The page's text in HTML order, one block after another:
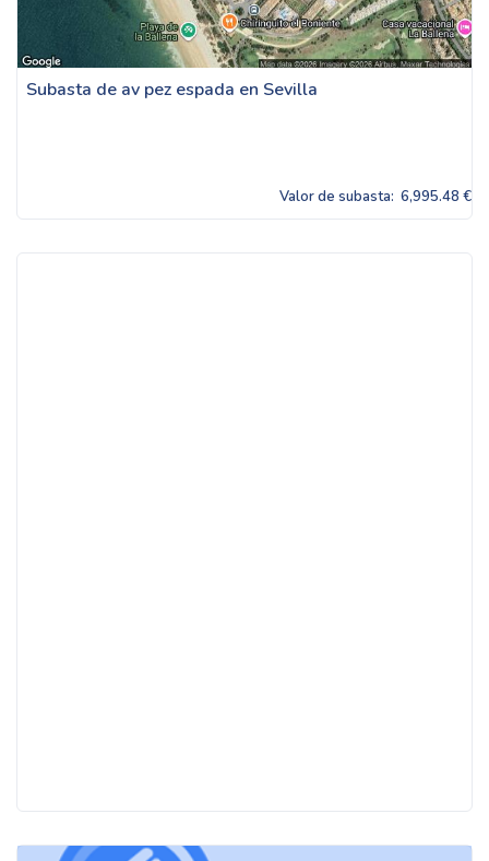
Subasta de av pez espada en Sevilla
Valor de subasta: 6,995.48 €